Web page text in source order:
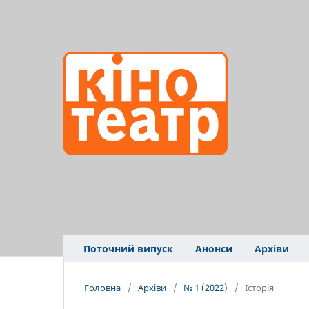
Поточний випуск Анонси Архіви
Головна / Архіви / № 1 (2022) / Історія